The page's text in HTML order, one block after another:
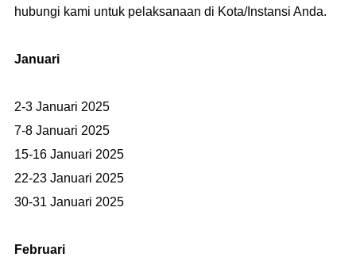
hubungi kami untuk pelaksanaan di Kota/Instansi Anda.
Januari
2-3 Januari 2025
7-8 Januari 2025
15-16 Januari 2025
22-23 Januari 2025
30-31 Januari 2025
Februari